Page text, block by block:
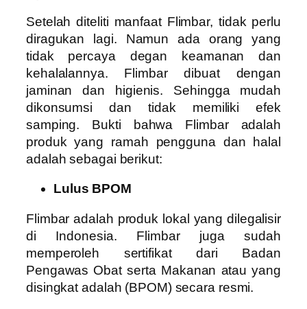
Setelah diteliti manfaat Flimbar, tidak perlu
diragukan lagi. Namun ada orang yang
tidak percaya degan keamanan dan
kehalalannya. Flimbar dibuat dengan
jaminan dan higienis. Sehingga mudah
dikonsumsi dan tidak memiliki efek
samping. Bukti bahwa Flimbar adalah
produk yang ramah pengguna dan halal
adalah sebagai berikut:
Lulus BPOM
Flimbar adalah produk lokal yang dilegalisir
di Indonesia. Flimbar juga sudah
memperoleh sertifikat dari Badan
Pengawas Obat serta Makanan atau yang
disingkat adalah (BPOM) secara resmi.